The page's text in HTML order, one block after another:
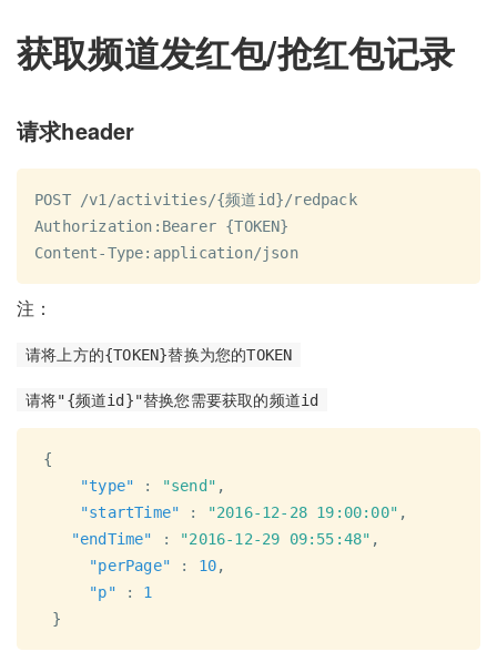
获取频道发红包/抢红包记录
请求header
POST /v1/activities/{频道id}/redpack
Authorization:Bearer {TOKEN}
Content-Type:application/json
注：
请将上方的{TOKEN}替换为您的TOKEN
请将"{频道id}"替换您需要获取的频道id
{
"type"
: "send" ,
"startTime"
: "2016-12-28 19:00:00" ,
"endTime"
: "2016-12-29 09:55:48" ,
"perPage"
: 10,
"p"
:
1
}